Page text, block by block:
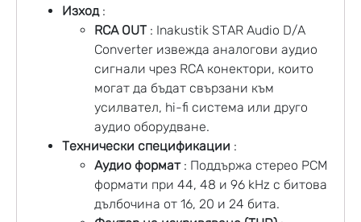
Изход :
RCA OUT : Inakustik STAR Audio D/A
Converter извежда аналогови аудио
сигнали чрез RCA конектори, които
могат да бъдат свързани към
усилвател, hi-fi система или друго
аудио оборудване.
Технически спецификации :
Аудио формат: Поддържа стерео PCM
формати при 44, 48 и 96 kHz с битова
дълбочина от 16, 20 и 24 бита.